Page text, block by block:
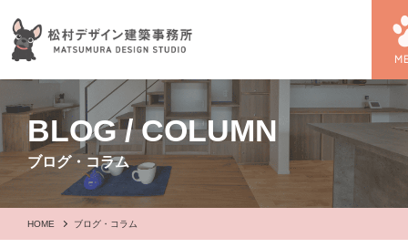
BLOG / COLUMN
ブログ・コラム
HOME ブログ・コラム